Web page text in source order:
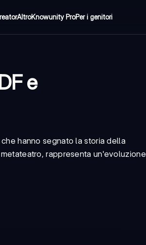
AltroKnowunity ProPer i genitori
e
hanno segnato la storia della
rappresenta un'evoluzione